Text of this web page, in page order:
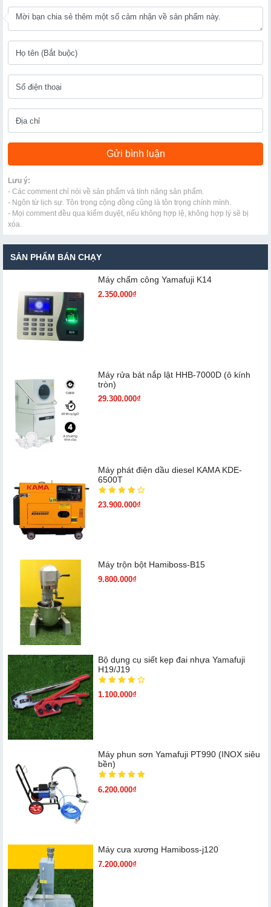
Lưu ý:
- Các comment chỉ nói về sản phẩm và tính năng sản phẩm.
- Ngôn từ lịch sự. Tôn trọng cộng đồng cũng là tôn trọng chính mình.
- Mọi comment đều qua kiểm duyệt, nếu không hợp lệ, không hợp lý sẽ bị
xóa.
SẢN PHẨM BÁN CHẠY
Máy chấm cô​ng Yamafuji K14
2.350.000₫
Máy rửa bát nắp lật HHB-7000D (ô kính
tròn)
29.300.000₫
Máy phát điện dầu diesel KAMA KDE-
6500T
23.900.000₫
Máy trộn bột Hamiboss-B15
9.800.000₫
Bộ dụng cụ siết kẹp đai nhựa Yamafuji
H19/J19
1.100.000₫
Máy phun sơn Yamafuji PT990 (INOX siêu
bền)
6.200.000₫
Máy cưa xương Hamiboss-j120
7.200.000₫